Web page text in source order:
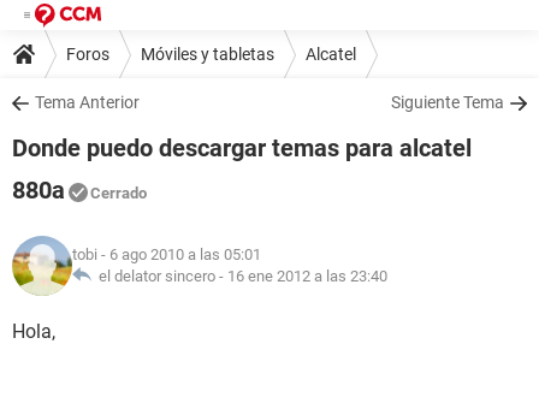
Foros Móviles y tabletas Alcatel
Tema Anterior Siguiente Tema
Donde puedo descargar temas para alcatel
880a
Cerrado
tobi - 6 ago 2010 a las 05:01
el delator sincero - 16 ene 2012 a las 23:40
Hola,